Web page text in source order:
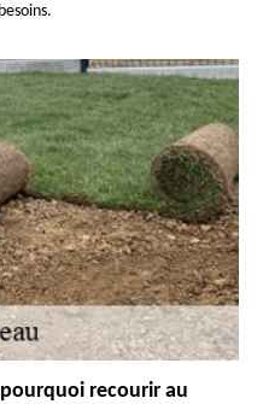
recourir au